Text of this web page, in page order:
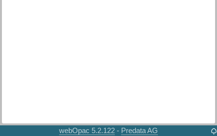
webOpac 5.2.122 - Predata AG